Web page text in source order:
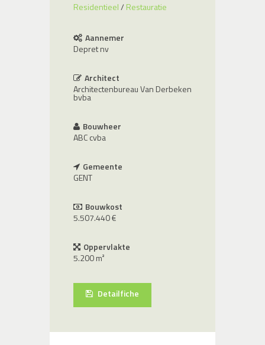
Residentieel
Restauratie
Aannemer
Depret nv
Architect
Architectenbureau Van Derbeken
bvba
Bouwheer
ABC cvba
Gemeente
GENT
Bouwkost
5.507.440 €
Oppervlakte
5.200 m²
Detailfiche